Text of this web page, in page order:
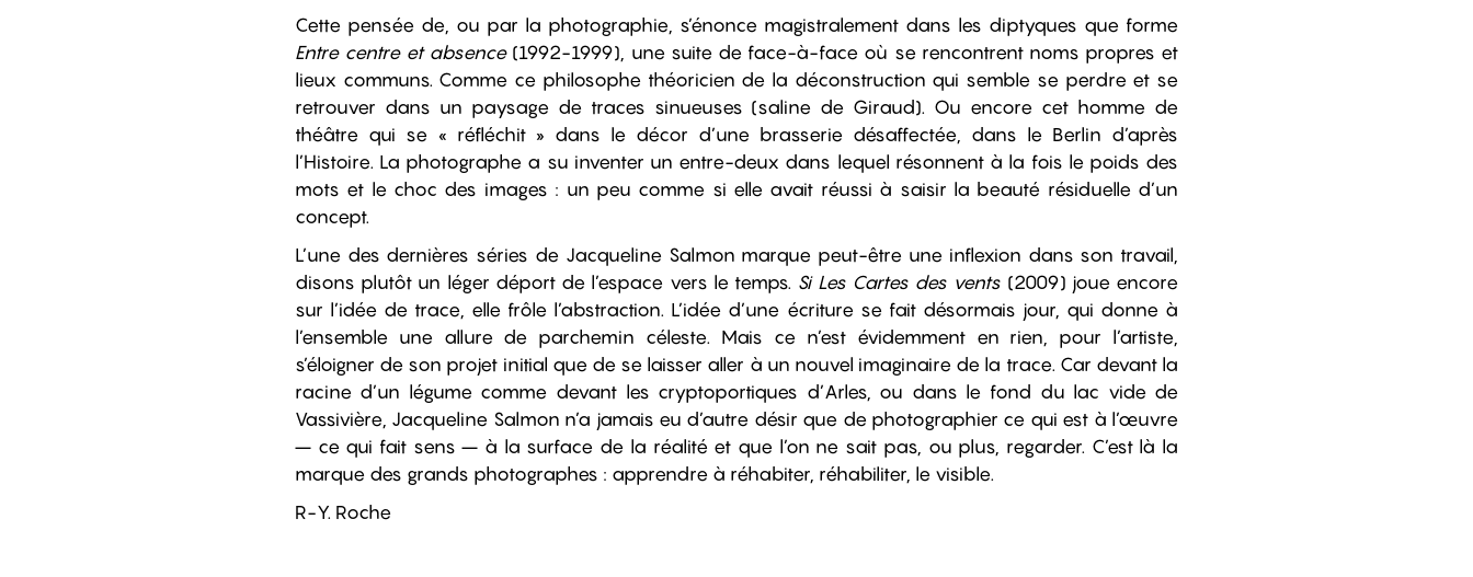
Cette pensée de, ou par la photographie, s’énonce magistralement dans les diptyques que forme
Entre centre et absence(1992-1999), une suite de face-à-face où se rencontrent noms propres et
lieux communs. Comme ce philosophe théoricien de la déconstruction qui semble se perdre et se
retrouver dans un paysage de traces sinueuses (saline de Giraud). Ou encore cet homme de
théâtre qui se « réfléchit » dans le décor d’une brasserie désaffectée, dans le Berlin d’après
l’Histoire. La photographe a su inventer un entre-deux dans lequel résonnent à la fois le poids des
mots et le choc des images : un peu comme si elle avait réussi à saisir la beauté résiduelle d’un
concept.
L’une des dernières séries de Jacqueline Salmon marque peut-être une inflexion dans son travail,
disons plutôt un léger déport de l’espace vers le temps. Si Les Cartes des vents (2009) joue encore
sur l’idée de trace, elle frôle l’abstraction. L’idée d’une écriture se fait désormais jour, qui donne à
l’ensemble une allure de parchemin céleste. Mais ce n’est évidemment en rien, pour l’artiste,
s’éloigner de son projet initial que de se laisser aller à un nouvel imaginaire de la trace. Car devant la
racine d’un légume comme devant les cryptoportiques d’Arles, ou dans le fond du lac vide de
Vassivière, Jacqueline Salmon n’a jamais eu d’autre désir que de photographier ce qui est à l’œuvre
– ce qui fait sens – à la surface de la réalité et que l’on ne sait pas, ou plus, regarder. C’est là la
marque des grands photographes : apprendre à réhabiter, réhabiliter, le visible.
R-Y. Roche